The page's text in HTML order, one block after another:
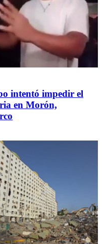
intentó impedir el
en Morón,